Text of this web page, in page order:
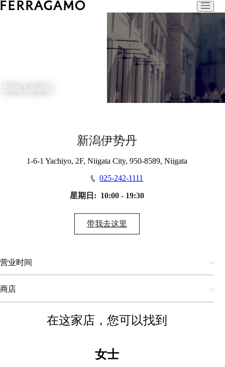
Store Locator
新潟伊势丹
1-6-1 Yachiyo, 2F, Niigata City, 950-8589, Niigata
025-242-1111
星期日: 10:00 - 19:30
带我去这里
营业时间
商店
在这家店，您可以找到
女士